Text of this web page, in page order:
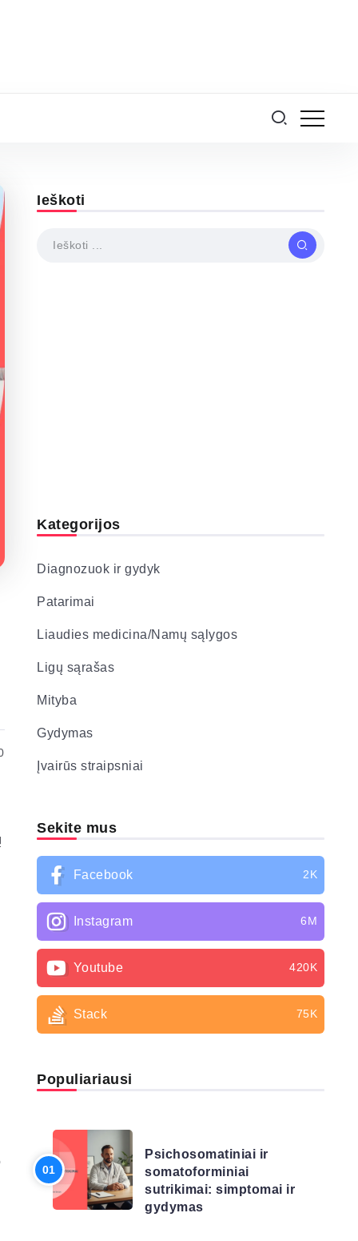
Ieškoti
Kategorijos
Diagnozuok ir gydyk
Patarimai
Liaudies medicina/Namų sąlygos
Ligų sąrašas
Mityba
Gydymas
Įvairūs straipsniai
Sekite mus
Facebook 2K
Instagram 6M
Youtube 420K
Stack 75K
Populiariausi
Psichosomatiniai ir
somatoforminiai
sutrikimai: simptomai ir
gydymas